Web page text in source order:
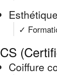
✓
CS
Coiffure